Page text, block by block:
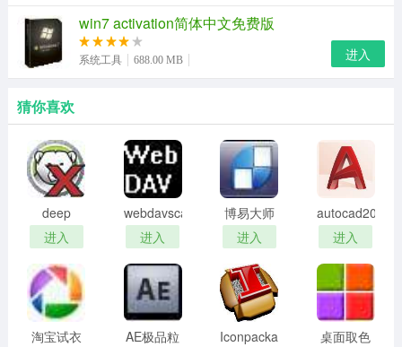
选择安装位置
win7 activation简体中文免费版
系统工具 688.00 MB 进入
猜你喜欢
deep
freeze
password
remover(冰
点还原密
码清除器)
进入
webdavscan
客户端
(web漏洞
扫描软件)
进入
博易大师
资管版
进入
autocad2002
迷你版
进入
淘宝试衣
AE极品粒
Iconpackager
桌面取色